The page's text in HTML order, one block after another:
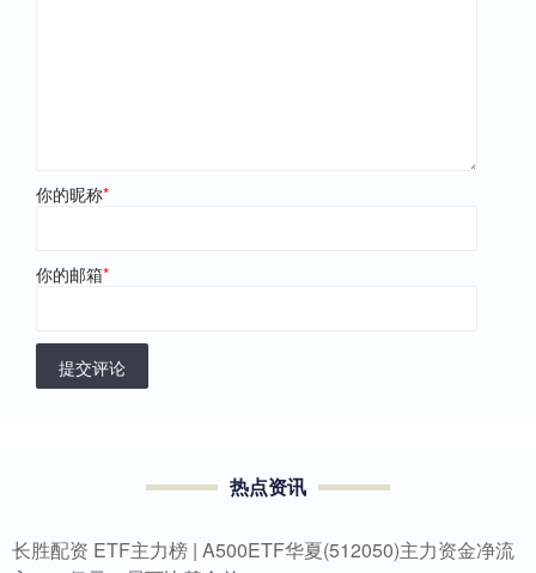
你的昵称*
你的邮箱*
提交评论
热点资讯
长胜配资 ETF主力榜 | A500ETF华夏(512050)主力资金净流